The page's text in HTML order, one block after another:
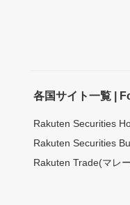
各国サイト一覧 |
Rakuten Securities
Rakuten Securities
Rakuten Trade(マレ